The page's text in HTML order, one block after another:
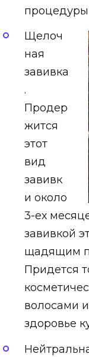
процедуры
Щелоч
ная
завивка
.
Продер
жится
этот
вид
завивк
и около
3-ех
завивкой
щадящим
Придется
волосами
здоровье